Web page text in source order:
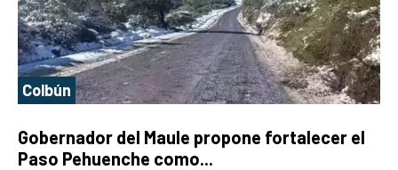
Colbún
Gobernador del Maule propone fortalecer el
Paso Pehuenche como...